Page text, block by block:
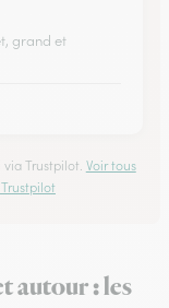
grand et
Trustpilot. Voir tous
autour : les